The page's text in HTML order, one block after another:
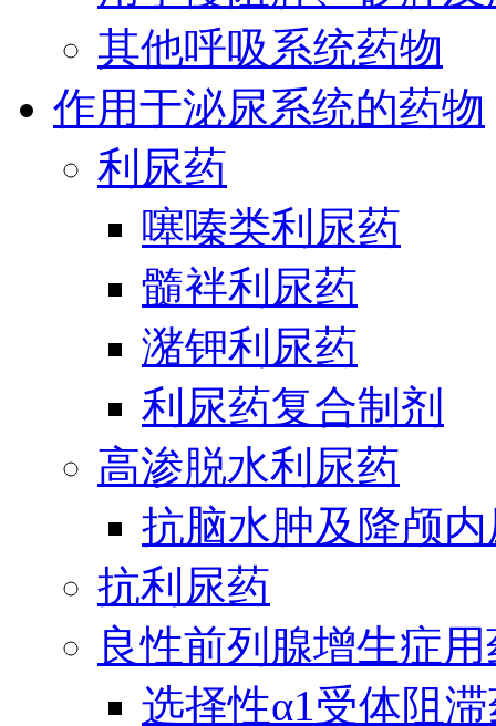
其他呼吸系统药物
作用于泌尿系统的药物
利尿药
噻嗪类利尿药
髓袢利尿药
潴钾利尿药
利尿药复合制剂
高渗脱水利尿药
抗脑水肿及降颅
抗利尿药
良性前列腺增生症
选择性α1受体阻